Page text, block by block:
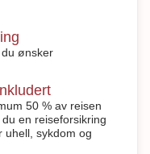
ønsker
50 % av reisen
en reiseforsikring
uhell, sykdom og